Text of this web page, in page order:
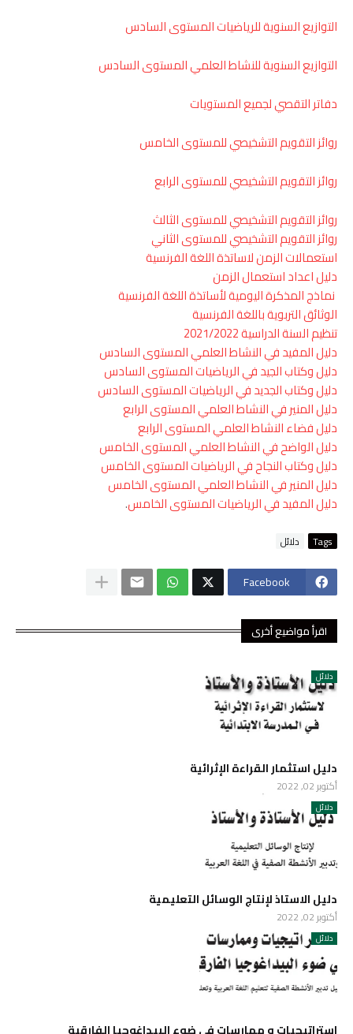
التوازيع السنوية للرياضيات المستوى السادس
التوازيع السنوية للنشاط العلمي المستوى السادس
دفاتر التقصي لجميع المستويات
روائز التقويم التشخيصي للمستوى الخامس
روائز التقويم التشخيصي للمستوى الرابع
روائز التقويم التشخيصي للمستوى الثالث
روائز التقويم التشخيصي للمستوى الثاني
استعمالات الزمن لاساتذة اللغة الفرنسية
دليل اعداد استعمال الزمن
نماذج المذكرة اليومية لأساتذة اللغة الفرنسية
الوثائق التربوية باللغة الفرنسية
تنظيم السنة الدراسية 2021/2022
دليل المفيد في النشاط العلمي المستوى السادس
دليل وكتاب الجيد في الرياضيات المستوى السادس
دليل وكتاب الجديد في الرياضيات المستوى السادس
دليل المنير في النشاط العلمي المستوى الرابع
دليل فضاء النشاط العلمي المستوى الرابع
دليل الواضح في النشاط العلمي المستوى الخامس
دليل وكتاب النجاح في الرياضيات المستوى الخامس
دليل المنير في النشاط العلمي المستوى الخامس
دليل المفيد في الرياضيات المستوى الخامس.
Tags دلائل
Facebook
اقرأ مواضيع أخرى
دلائل
دليل استثمار القراءة الإثرائية
أكتوبر 02, 2022
دلائل
دليل الاستاذ لإنتاج الوسائل التعليمية
أكتوبر 02, 2022
دلائل